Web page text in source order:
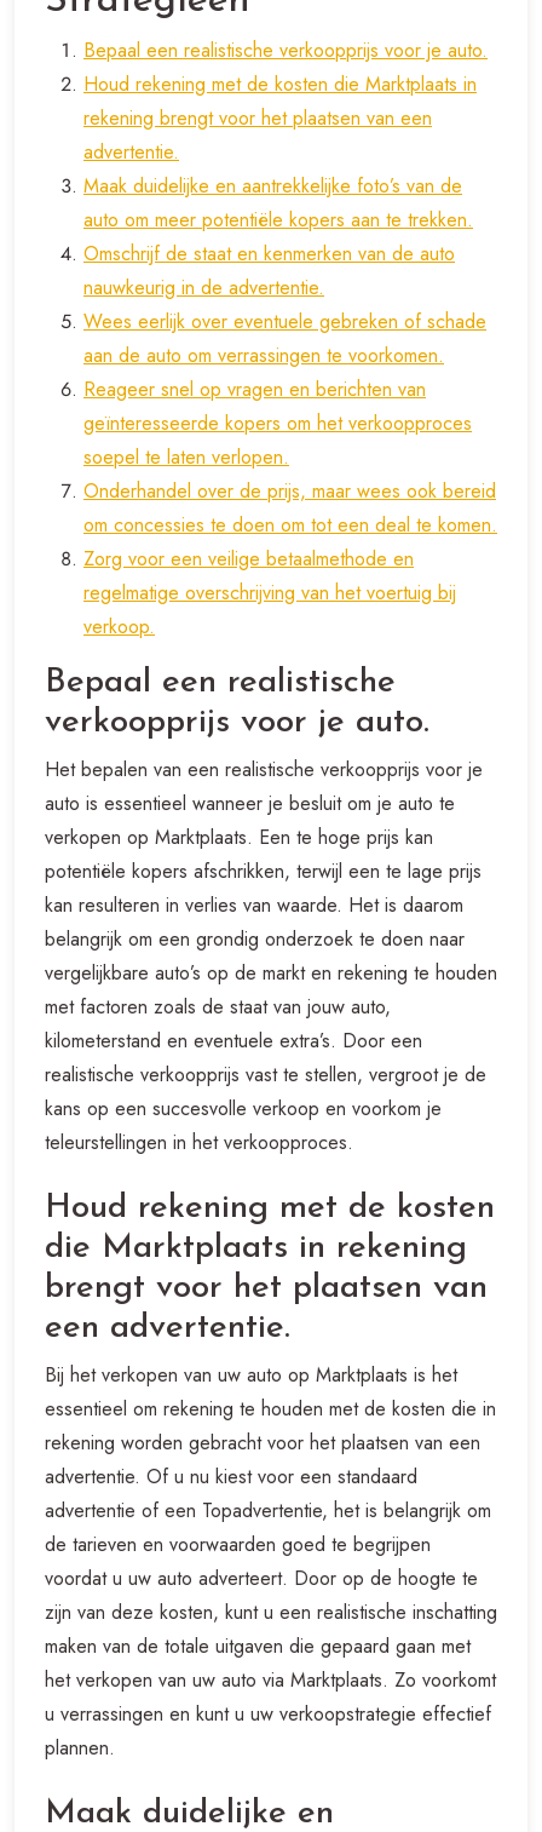
Bepaal een realistische verkoopprijs voor je auto.
Houd rekening met de kosten die Marktplaats in
rekening brengt voor het plaatsen van een
advertentie.
Maak duidelijke en aantrekkelijke foto’s van de
auto om meer potentiële kopers aan te trekken.
Omschrijf de staat en kenmerken van de auto
nauwkeurig in de advertentie.
Wees eerlijk over eventuele gebreken of schade
aan de auto om verrassingen te voorkomen.
Reageer snel op vragen en berichten van
geïnteresseerde kopers om het verkoopproces
soepel te laten verlopen.
Onderhandel over de prijs, maar wees ook bereid
om concessies te doen om tot een deal te komen.
Zorg voor een veilige betaalmethode en
regelmatige overschrijving van het voertuig bij
verkoop.
Bepaal een realistische
verkoopprijs voor je auto.
Het bepalen van een realistische verkoopprijs voor je
auto is essentieel wanneer je besluit om je auto te
verkopen op Marktplaats. Een te hoge prijs kan
potentiële kopers afschrikken, terwijl een te lage prijs
kan resulteren in verlies van waarde. Het is daarom
belangrijk om een grondig onderzoek te doen naar
vergelijkbare auto’s op de markt en rekening te houden
met factoren zoals de staat van jouw auto,
kilometerstand en eventuele extra’s. Door een
realistische verkoopprijs vast te stellen, vergroot je de
kans op een succesvolle verkoop en voorkom je
teleurstellingen in het verkoopproces.
Houd rekening met de kosten
die Marktplaats in rekening
brengt voor het plaatsen van
een advertentie.
Bij het verkopen van uw auto op Marktplaats is het
essentieel om rekening te houden met de kosten die in
rekening worden gebracht voor het plaatsen van een
advertentie. Of u nu kiest voor een standaard
advertentie of een Topadvertentie, het is belangrijk om
de tarieven en voorwaarden goed te begrijpen
voordat u uw auto adverteert. Door op de hoogte te
zijn van deze kosten, kunt u een realistische inschatting
maken van de totale uitgaven die gepaard gaan met
het verkopen van uw auto via Marktplaats. Zo voorkomt
u verrassingen en kunt u uw verkoopstrategie effectief
plannen.
Maak duidelijke en